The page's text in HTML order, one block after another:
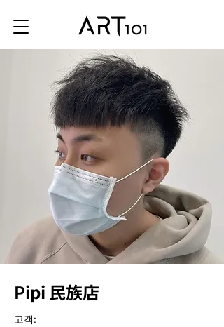
Pipi 民族店
고객: